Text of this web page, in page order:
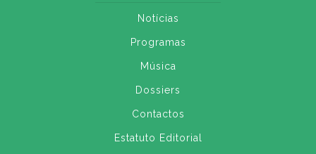
Notícias
Programas
Música
Dossiers
Contactos
Estatuto Editorial